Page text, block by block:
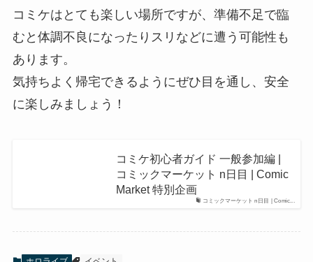
コミケはとても楽しい場所ですが、準備不足で臨
むと体調不良になったりスリなどに遭う可能性も
あります。
気持ちよく帰宅できるようにぜひ目を通し、安全
に楽しみましょう！
コミックマーケット n日目 | Comic...
コミケ初心者ガイド 一般参加編 |
コミックマーケット n日目 | Comic
Market 特別企画